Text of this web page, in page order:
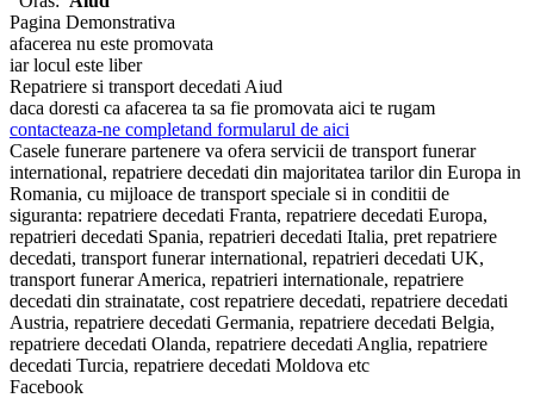
Pagina Demonstrativa
afacerea nu este promovata
iar locul este liber
Repatriere si transport decedati Aiud
daca doresti ca afacerea ta sa fie promovata aici te rugam
contacteaza-ne completand formularul de aici
Casele funerare partenere va ofera servicii de transport funerar
international, repatriere decedati din majoritatea tarilor din Europa in
Romania, cu mijloace de transport speciale si in conditii de
siguranta: repatriere decedati Franta, repatriere decedati Europa,
repatrieri decedati Spania, repatrieri decedati Italia, pret repatriere
decedati, transport funerar international, repatrieri decedati UK,
transport funerar America, repatrieri internationale, repatriere
decedati din strainatate, cost repatriere decedati, repatriere decedati
Austria, repatriere decedati Germania, repatriere decedati Belgia,
repatriere decedati Olanda, repatriere decedati Anglia, repatriere
decedati Turcia, repatriere decedati Moldova etc
Facebook